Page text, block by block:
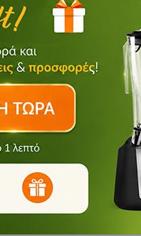
Πατάτες,
και φρούτων σε
ατσάλι. Ο
ακόμα και βραστά αυγά ή